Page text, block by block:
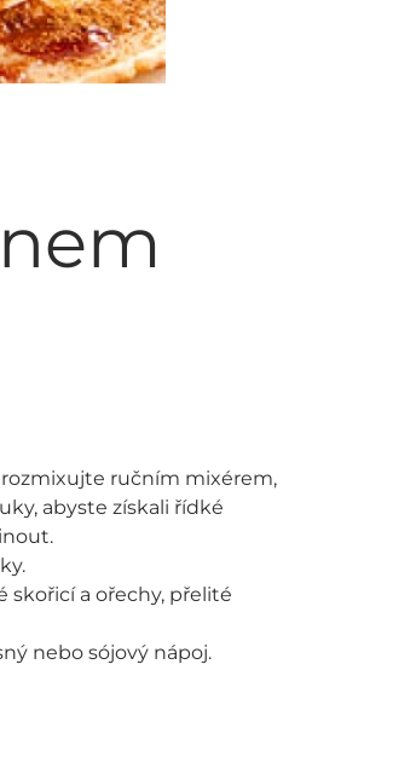
ručním mixérem,
abyste získali řídké
skořicí a ořechy, přelité
nebo sójový nápoj.